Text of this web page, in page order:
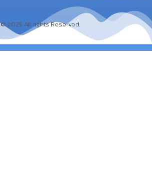
© 2025 All rights Reserved.